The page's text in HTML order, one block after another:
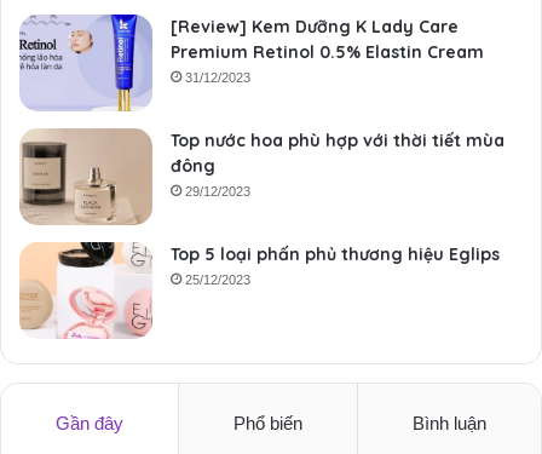
[Review] Kem Dưỡng K Lady Care
Premium Retinol 0.5% Elastin Cream
31/12/2023
Top nước hoa phù hợp với thời tiết mùa
đông
29/12/2023
Top 5 loại phấn phủ thương hiệu Eglips
25/12/2023
Gần đây Phổ biến Bình luận